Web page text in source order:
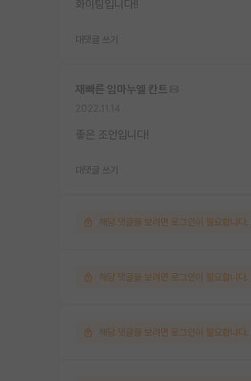
화이팅입니다!!
대댓글 쓰기
재빠른 임마누엘 칸트
좋은 조언입니다!
대댓글 쓰기
해당 댓글을 보려면 로그인이 필요합니다.
해당 댓글을 보려면 로그인이 필요합니다.
해당 댓글을 보려면 로그인이 필요합니다.